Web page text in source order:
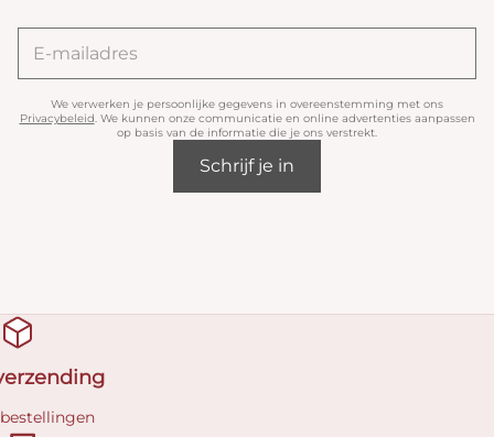
We verwerken je persoonlijke gegevens in overeenstemming met ons
Privacybeleid. We kunnen onze communicatie en online advertenties aanpassen
op basis van de informatie die je ons verstrekt.
Schrijf je in